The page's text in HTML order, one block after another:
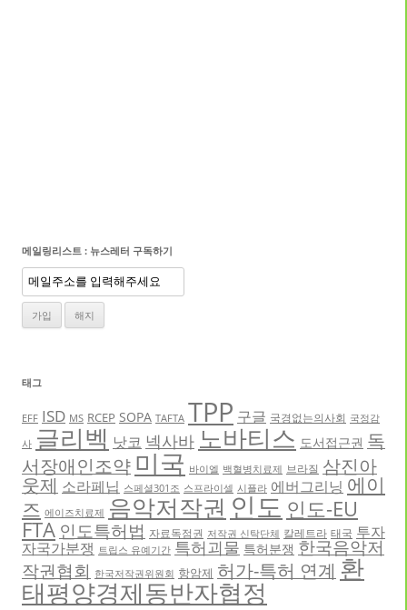
메일링리스트 : 뉴스레터 구독하기
태그
EFF ISD MS RCEP SOPA TAFTA TPP 구글 국경없는의사회 국정감
사 글리벡 낫코 넥사바 노바티스 도서접근권 독
서장애인조약 미국 바이엘 백혈병치료제 브라질 삼진아
웃제 소라페닙 스페셜301조 스프라이셀 시플라 에버그리닝 에이
즈 에이즈치료제 음악저작권 인도 인도-EU
FTA 인도특허법 자료독점권 저작권 신탁단체 칼레트라 태국 투자
자국가분쟁 트립스 유예기간 특허괴물 특허분쟁 한국음악저
작권협회 한국저작권위원회 항암제 허가-특허 연계 환
태평양경제동반자협정